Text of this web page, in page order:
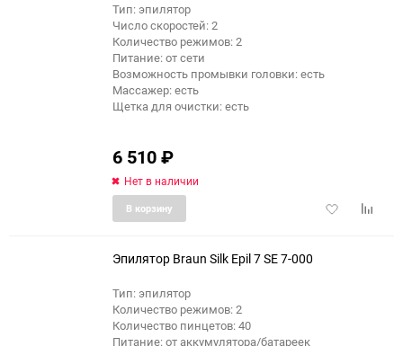
Тип: эпилятор
Число скоростей: 2
Количество режимов: 2
Питание: от сети
Возможность промывки головки: есть
Массажер: есть
Щетка для очистки: есть
6 510₽
Нет в наличии
Добавить
В корзину
Эпилятор Braun Silk Epil 7 SE 7-000
Тип: эпилятор
Количество режимов: 2
Количество пинцетов: 40
Питание: от аккумулятора/батареек